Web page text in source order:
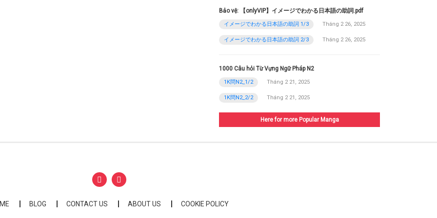
Bảo vệ: 【onlyVIP】イメージでわかる日本語の助詞.pdf
イメージでわかる日本語の助詞 1/3 Tháng 2 26, 2025
イメージでわかる日本語の助詞 2/3 Tháng 2 26, 2025
1000 Câu hỏi Từ Vựng Ngữ Pháp N2
1K問N2_1/2 Tháng 2 21, 2025
1K問N2_2/2 Tháng 2 21, 2025
Here for more Popular Manga
BLOG CONTACT US ABOUT US COOKIE POLICY